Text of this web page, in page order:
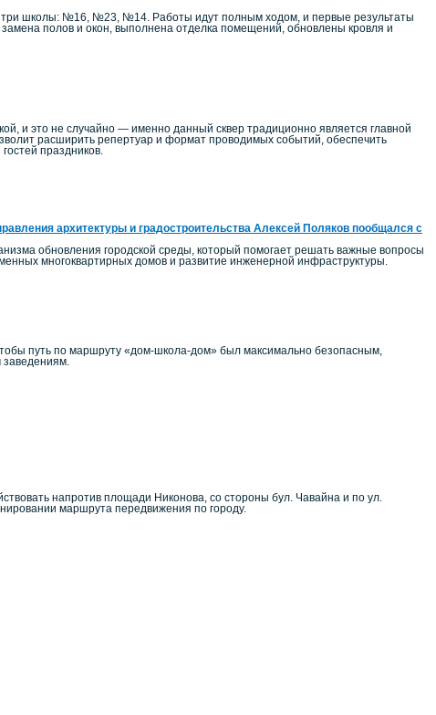
три школы: №16, №23, №14. Работы идут полным ходом, и первые результаты
полов и окон, выполнена отделка помещений, обновлены кровля и
и это не случайно — именно данный сквер традиционно является главной
расширить репертуар и формат проводимых событий, обеспечить
праздников.
архитектуры и градостроительства Алексей Поляков пообщался с
обновления городской среды, который помогает решать важные вопросы
многоквартирных домов и развитие инженерной инфраструктуры.
путь по маршруту «дом-школа-дом» был максимально безопасным,
напротив площади Никонова, со стороны бул. Чавайна и по ул.
маршрута передвижения по городу.